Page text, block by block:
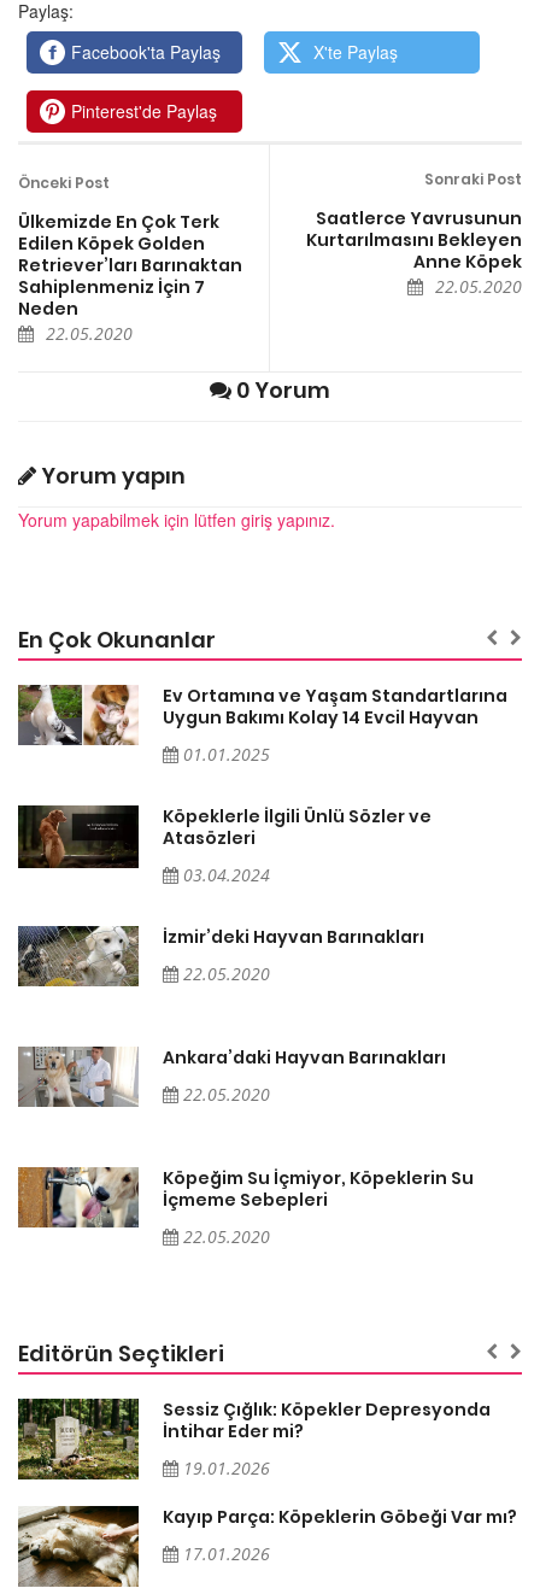
Paylaş:
Facebook'ta Paylaş
X'te Paylaş
Pinterest'de Paylaş
Önceki Post
Ülkemizde En Çok Terk
Edilen Köpek Golden
Retriever’ları Barınaktan
Sahiplenmeniz İçin 7
Neden
22.05.2020
Sonraki Post
Saatlerce Yavrusunun
Kurtarılmasını Bekleyen
Anne Köpek
22.05.2020
0 Yorum
Yorum yapın
Yorum yapabilmek için lütfen giriş yapınız.
En Çok Okunanlar
Ev Ortamına ve Yaşam Standartlarına
Uygun Bakımı Kolay 14 Evcil Hayvan
01.01.2025
Köpeklerle İlgili Ünlü Sözler ve
Atasözleri
03.04.2024
İzmir’deki Hayvan Barınakları
22.05.2020
Ankara’daki Hayvan Barınakları
22.05.2020
Köpeğim Su İçmiyor, Köpeklerin Su
İçmeme Sebepleri
22.05.2020
Editörün Seçtikleri
Sessiz Çığlık: Köpekler Depresyonda
İntihar Eder mi?
19.01.2026
Kayıp Parça: Köpeklerin Göbeği Var mı?
17.01.2026